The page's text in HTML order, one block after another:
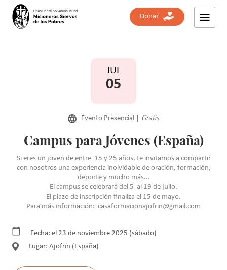
Donar
JUL
05
Evento Presencial | Gratis
Campus para Jóvenes (España)
Si eres un joven de entre 15 y 25 años, te invitamos a compartir
con nosotros una experiencia inolvidable de oración, formación,
deporte y mucho más...
El campus se celebrará del 5 al 19 de julio.
El plazo de inscripción finaliza el 15 de mayo.
Para más información: casaformacionajofrin@gmail.com
Fecha: el 23 de noviembre 2025 (sábado)
Lugar: Ajofrín (España)
Acepto compartir mis datos de acuerdo a las leyes de
protección de datosPolíticas de privacidad